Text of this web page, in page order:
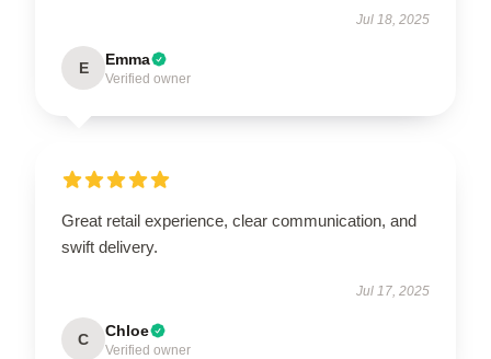
Jul 18, 2025
E Emma
Verified owner
Great retail experience, clear communication, and
swift delivery.
Jul 17, 2025
C Chloe
Verified owner